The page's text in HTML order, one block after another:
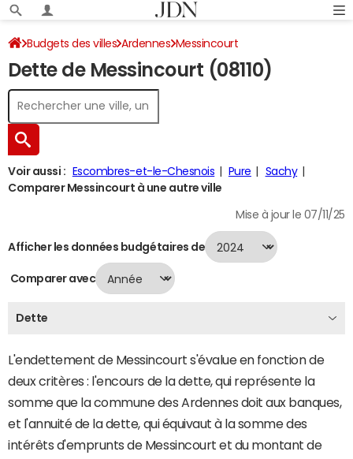
Budgets des villes Ardennes Messincourt
Dette au 31/12/2024
Dette de Messincourt (08110)
Voir aussi : Escombres-et-le-Chesnois Pure
Sachy
Comparer Messincourt à une autre ville
Mise à jour le 07/11/25
Afficher les données budgétaires de
Comparer avec
Dette
L'endettement de Messincourt s'évalue en fonction de
deux critères : l'encours de la dette, qui représente la
somme que la commune des Ardennes doit aux banques,
et l'annuité de la dette, qui équivaut à la somme des
intérêts d'emprunts de Messincourt et du montant de